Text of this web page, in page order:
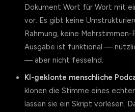
Dokument Wort für Wort mit
vor. Es gibt keine
Rahmung, keine Mehrstimmen-
Ausgabe ist funktional —
— aber nicht fesselnd.
KI-geklonte menschliche
klonen die Stimme eines
lassen sie ein Skript vorlesen.